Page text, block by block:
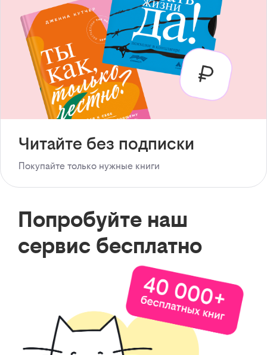
Читайте без подписки
Покупайте только нужные книги
Попробуйте наш
сервис бесплатно